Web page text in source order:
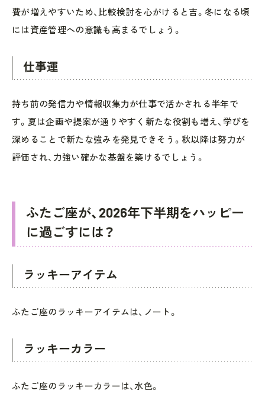
費が増えやすいため、比較検討を心がけると吉。冬になる頃
には資産管理への意識も高まるでしょう。
仕事運
持ち前の発信力や情報収集力が仕事で活かされる半年で
す。夏は企画や提案が通りやすく新たな役割も増え、学びを
深めることで新たな強みを発見できそう。秋以降は努力が
評価され、力強い確かな基盤を築けるでしょう。
ふたご座が、2026年下半期をハッピー
に過ごすには？
ラッキーアイテム
ふたご座のラッキーアイテムは、ノート。
ラッキーカラー
ふたご座のラッキーカラーは、水色。